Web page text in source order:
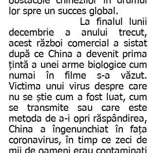
lor spre un succes global.
decembrie a anului trecut,
acest război comercial a sistat
după ce China a devenit prima
țintă a unei arme biologice cum
numai în filme s-a văzut.
Victima unui virus despre care
nu se știe cum a fost luat, cum
se transmite sau care este
metoda de a-i opri răspândirea,
China a îngenunchiat în fața
coronavirus, în timp ce zeci de
mii de oameni erau contaminați